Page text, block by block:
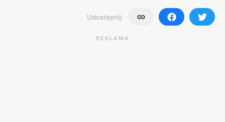
Udostępnij:
REKLAMA